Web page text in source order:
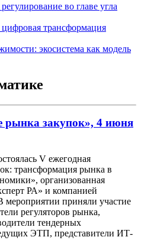
во главе угла
трансформация
экосистема как модель
рынка закупок», 4 июня
V ежегодная
трансформация рынка в
организованная
РА» и компанией
мероприятии приняли участие
регуляторов рынка,
тендерных
ЭТП, представители ИТ-